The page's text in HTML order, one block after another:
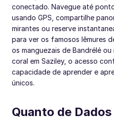
conectado. Navegue até
usando GPS, compartilhe
mirantes ou reserve
para ver os famosos lêmures
os manguezais de Bandrélé
coral em Saziley, o acesso
capacidade de aprender e
únicos.
Quanto de